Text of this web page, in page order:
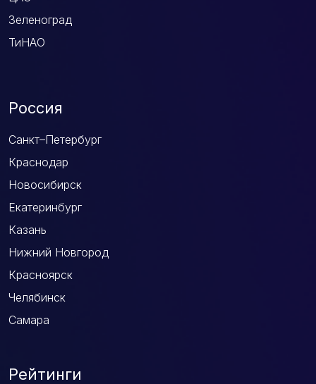
Зеленоград
ТиНАО
Россия
Санкт–Петербург
Краснодар
Новосибирск
Екатеринбург
Казань
Нижний Новгород
Красноярск
Челябинск
Самара
Рейтинги